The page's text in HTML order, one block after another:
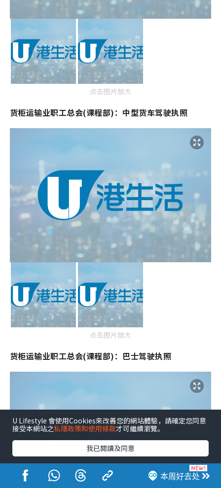
点击图片放大
货柜运输业职工总会(课程部)：中型货车驾驶执照
点击图片放大
货柜运输业职工总会(课程部)：巴士驾驶执照
本周好去处
U Lifestyle 會使用Cookies來改善您的網站體驗，請確定您同意
接受本網站之私隱政策和使用條款才可繼續瀏覽。
我已閱讀及同意